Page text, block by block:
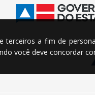
terceiros a fim de
você deve concordar